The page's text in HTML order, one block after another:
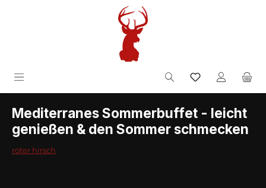
Mediterranes Sommerbuffet - leicht
genießen & den Sommer schmecken
roter hirsch